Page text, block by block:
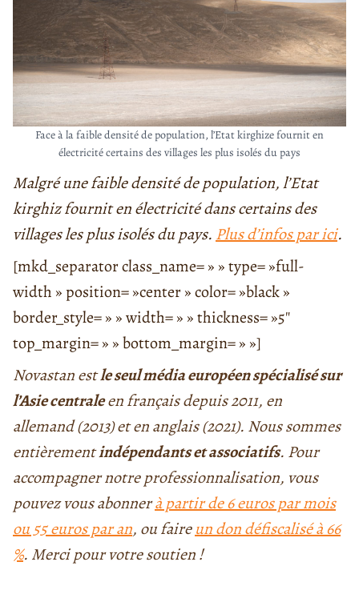
Face à la faible densité de population, l’Etat kirghize fournit en
électricité certains des villages les plus isolés du pays
Malgré une faible densité de population, l’Etat
kirghiz fournit en électricité dans certains des
villages les plus isolés du pays. Plus d’infos par ici.
[mkd_separator class_name= » » type= »full-
width » position= »center » color= »black »
border_style= » » width= » » thickness= »5″
top_margin= » » bottom_margin= » »]
Novastan estle seul média européen spécialisé sur
l’Asie centraleen français depuis 2011, en
allemand (2013) et en anglais (2021). Nous sommes
entièrementindépendants et associatifs. Pour
accompagner notre professionnalisation, vous
pouvez vous abonnerà partir de 6 euros par mois
ou 55 euros par an, ou faireun don défiscalisé à 66
%. Merci pour votre soutien !